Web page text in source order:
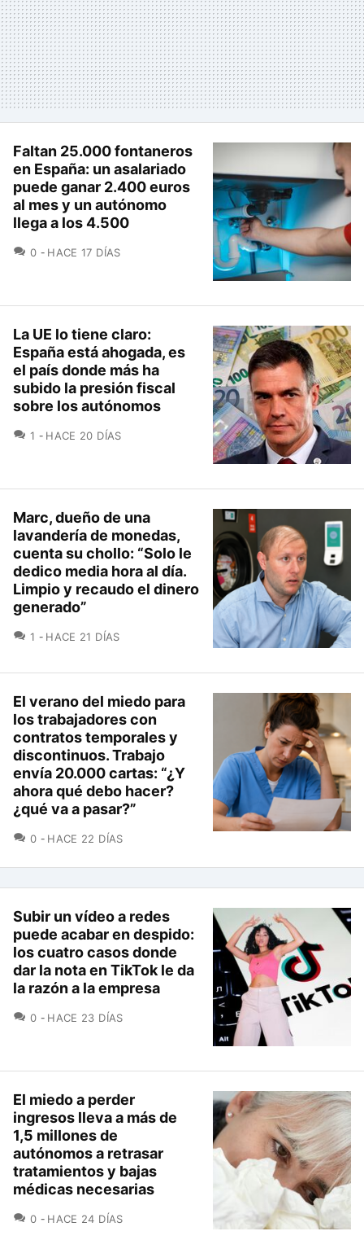
Faltan 25.000 fontaneros
en España: un asalariado
puede ganar 2.400 euros
al mes y un autónomo
llega a los 4.500
0 COMENTARIOS
HACE 17 DÍAS
La UE lo tiene claro:
España está ahogada, es
el país donde más ha
subido la presión fiscal
sobre los autónomos
1 COMENTARIOS
HACE 20 DÍAS
Marc, dueño de una
lavandería de monedas,
cuenta su chollo: “Solo le
dedico media hora al día.
Limpio y recaudo el dinero
generado”
1 COMENTARIOS
HACE 21 DÍAS
El verano del miedo para
los trabajadores con
contratos temporales y
discontinuos. Trabajo
envía 20.000 cartas: “¿Y
ahora qué debo hacer?
¿qué va a pasar?”
0 COMENTARIOS
HACE 22 DÍAS
Subir un vídeo a redes
puede acabar en despido:
los cuatro casos donde
dar la nota en TikTok le da
la razón a la empresa
0 COMENTARIOS
HACE 23 DÍAS
El miedo a perder
ingresos lleva a más de
1,5 millones de
autónomos a retrasar
tratamientos y bajas
médicas necesarias
0 COMENTARIOS
HACE 24 DÍAS